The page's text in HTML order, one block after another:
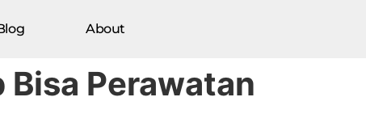
About
Perawatan